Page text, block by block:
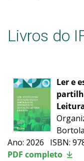
Livros do
Ler e
Ano: 2026 ISBN:
PDF completo